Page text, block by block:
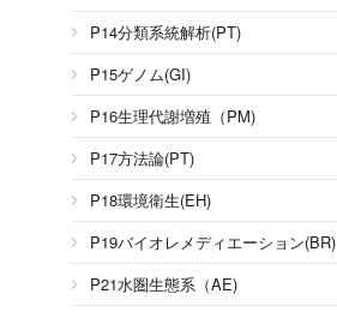
P14分類系統解析(PT)
P15ゲノム(GI)
P16生理代謝増殖（PM)
P17方法論(PT)
P18環境衛生(EH)
P19バイオレメディエーション(BR)
P21水圏生態系（AE)